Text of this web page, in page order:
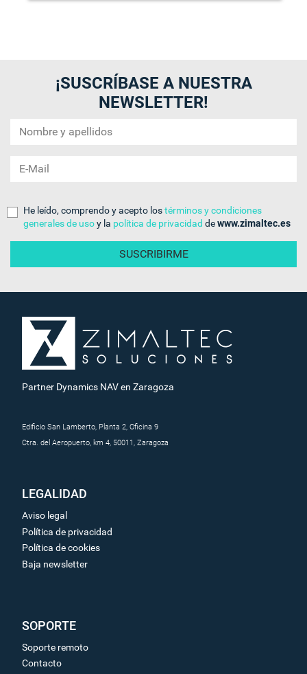
¡SUSCRÍBASE A NUESTRA
NEWSLETTER!
He leído, comprendo y acepto lostérminos y condiciones
generales de usoy la política de privacidad dewww.zimaltec.es
Partner Dynamics NAV en Zaragoza
Edificio San Lamberto, Planta 2, Oficina 9
Ctra. del Aeropuerto, km 4, 50011, Zaragoza
LEGALIDAD
Aviso legal
Política de privacidad
Política de cookies
Baja newsletter
SOPORTE
Soporte remoto
Contacto